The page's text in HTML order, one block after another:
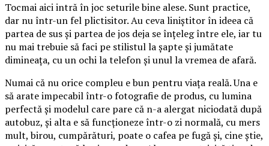
Tocmai aici intră în joc seturile bine alese. Sunt practice,
dar nu într-un fel plictisitor. Au ceva liniștitor în ideea că
partea de sus și partea de jos deja se înțeleg între ele, iar tu
nu mai trebuie să faci pe stilistul la șapte și jumătate
dimineața, cu un ochi la telefon și unul la vremea de afară.
Numai că nu orice compleu e bun pentru viața reală. Una e
să arate impecabil într-o fotografie de produs, cu lumina
perfectă și modelul care pare că n-a alergat niciodată după
autobuz, și alta e să funcționeze într-o zi normală, cu mers
mult, birou, cumpărături, poate o cafea pe fugă și, cine știe,